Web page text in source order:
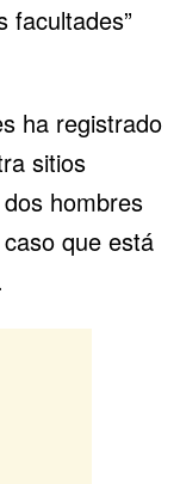
facultades”
ha registrado
sitios
hombres
que está